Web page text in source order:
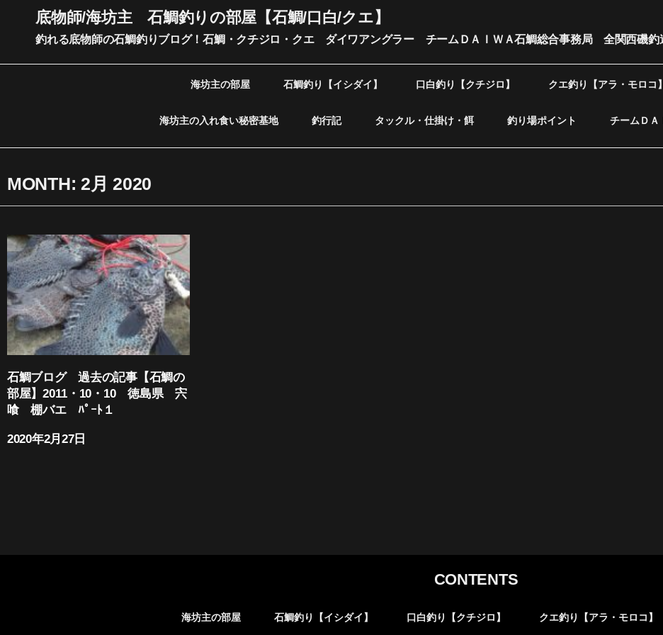
ス
底物師/海坊主 石鯛釣りの部屋【石鯛/口白/クエ】
釣れる底物師の石鯛釣りブログ！石鯛・クチジロ・クエ ダイワアングラー チームＤＡＩＷＡ石鯛総合事務局 全関西磯
海坊主の部屋 石鯛釣り【イシダイ】 口白釣り【クチジロ】 クエ釣り【アラ・モロコ】
海坊主の入れ食い秘密基地 釣行記 タックル・仕掛け・餌 釣り場ポイント チームＤＡ
MONTH: 2月 2020
石鯛ブログ 過去の記事【石鯛の
部屋】2011・10・10 徳島県 宍
喰 棚バエ ﾊﾟｰﾄ１
2020年2月27日
CONTENTS
海坊主の部屋 石鯛釣り【イシダイ】 口白釣り【クチジロ】 クエ釣り【アラ・モロコ】